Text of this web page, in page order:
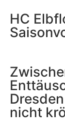
HC
nicht